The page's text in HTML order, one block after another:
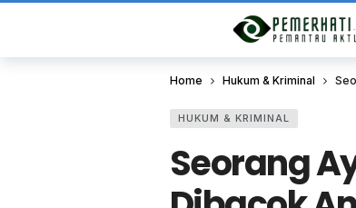
Home Hukum & Kriminal
HUKUM & KRIMINAL
Seorang